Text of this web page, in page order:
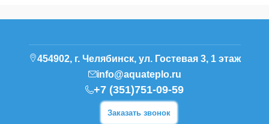
454902, г. Челябинск, ул. Гостевая 3, 1 этаж
info@aquateplo.ru
+7 (351)751-09-59
Заказать звонок